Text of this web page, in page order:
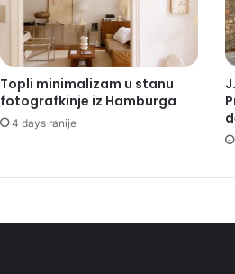
Topli minimalizam u stanu
fotografkinje iz Hamburga
4 days ranije